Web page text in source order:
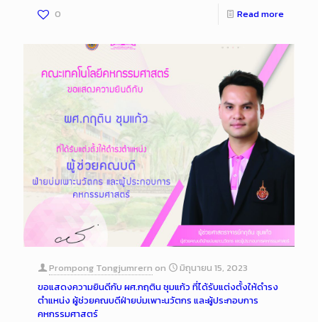
0 Read more
Prompong Tongjumrern on
มิถุนายน 15, 2023
ขอแสดงความยินดีกับ ผศ.กฤติน ชุมแก้ว ที่ได้รับแต่งตั้งให้ดำรง
ตำแหน่ง ผู้ช่วยคณบดีฝ่ายบ่มเพาะนวัตกร และผู้ประกอบการ
คหกรรมศาสตร์